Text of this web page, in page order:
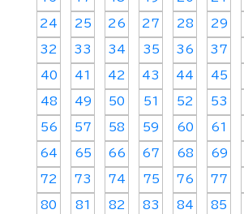
24 25 26 27 28 29
32 33 34 35 36 37
40 41 42 43 44 45
48 49 50 51 52 53
56 57 58 59 60 61
64 65 66 67 68 69
72 73 74 75 76 77
80 81 82 83 84 85